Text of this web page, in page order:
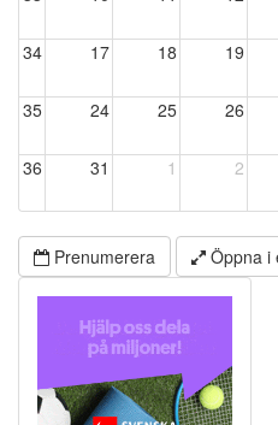
34 17 18 19
35 24 25 26
36 31 1 2
Prenumerera Öppna i